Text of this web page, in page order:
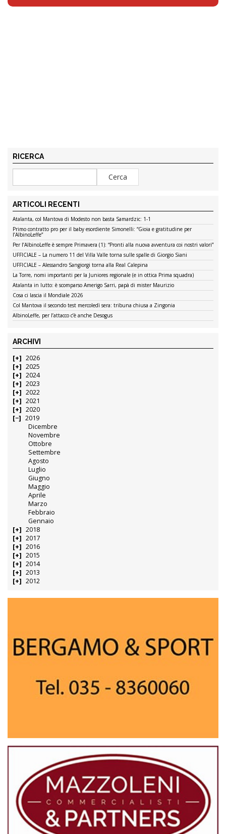
RICERCA
ARTICOLI RECENTI
Atalanta, col Mantova di Modesto non basta Samardzic: 1-1
Primo contratto pro per il baby esordiente Simonelli: “Gioia e gratitudine per
l’AlbinoLeffe”
Per l’AlbinoLeffe è sempre Primavera (1): “Pronti alla nuova avventura coi nostri valori”
UFFICIALE – La numero 11 del Villa Valle torna sulle spalle di Giorgio Siani
UFFICIALE – Alessandro Sangiorgi torna alla Real Calepina
La Torre, nomi importanti per la Juniores regionale (e in ottica Prima squadra)
Atalanta in lutto: è scomparso Amerigo Sarri, papà di mister Maurizio
Cosa ci lascia il Mondiale 2026
Col Mantova il secondo test mercoledì sera: tribuna chiusa a Zingonia
AlbinoLeffe, per l’attacco c’è anche Desogus
ARCHIVI
2026
2025
2024
2023
2022
2021
2020
2019
Dicembre
Novembre
Ottobre
Settembre
Agosto
Luglio
Giugno
Maggio
Aprile
Marzo
Febbraio
Gennaio
2018
2017
2016
2015
2014
2013
2012